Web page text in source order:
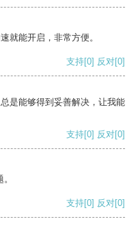
就能开启，非常方便。
支持[0] 反对[0]
是能够得到妥善解决，让我能
支持[0] 反对[0]
支持[0] 反对[0]